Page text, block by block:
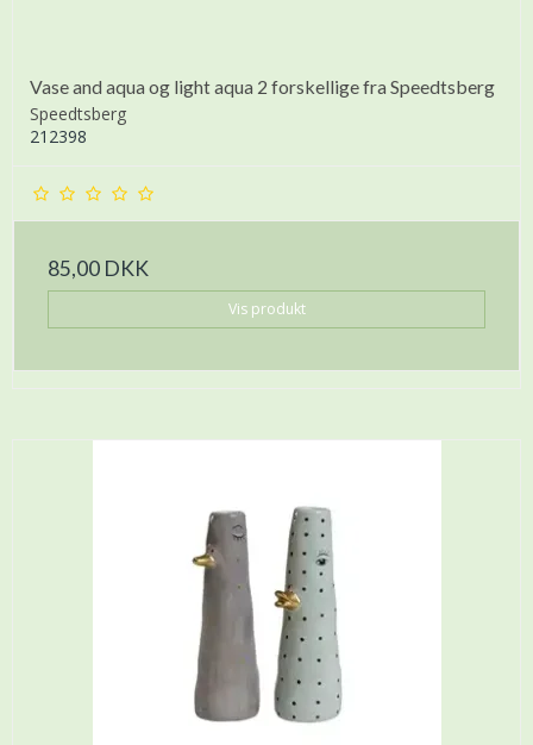
Vase and aqua og light aqua 2 forskellige fra Speedtsberg
Speedtsberg
212398
85,00 DKK
Vis produkt